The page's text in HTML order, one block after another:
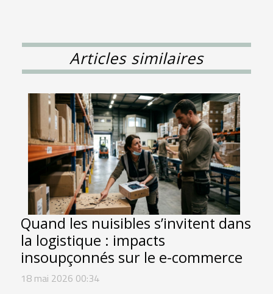
Articles similaires
Quand les nuisibles s’invitent dans
la logistique : impacts
insoupçonnés sur le e-commerce
18 mai 2026 00:34